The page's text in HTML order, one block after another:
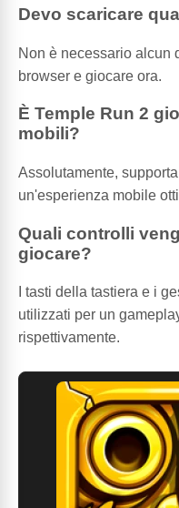
Devo scaricare
Non è necessario alcun
browser e giocare ora.
È Temple Run 2
mobili?
Assolutamente,
un'esperienza mobile
Quali controlli
giocare?
I tasti della tastiera e i
utilizzati per un
rispettivamente.